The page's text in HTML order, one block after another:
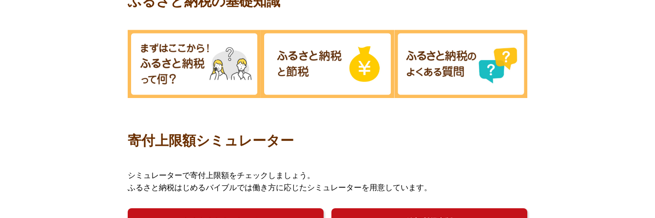
寄付上限額シミュレーター
シミュレーターで寄付上限額をチェックしましょう。
ふるさと納税はじめるバイブルでは働き方に応じたシミュレーターを用意しています。